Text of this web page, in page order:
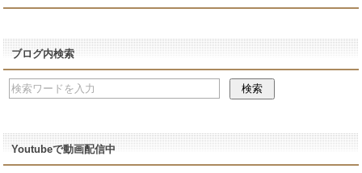
ブログ内検索
Youtubeで動画配信中